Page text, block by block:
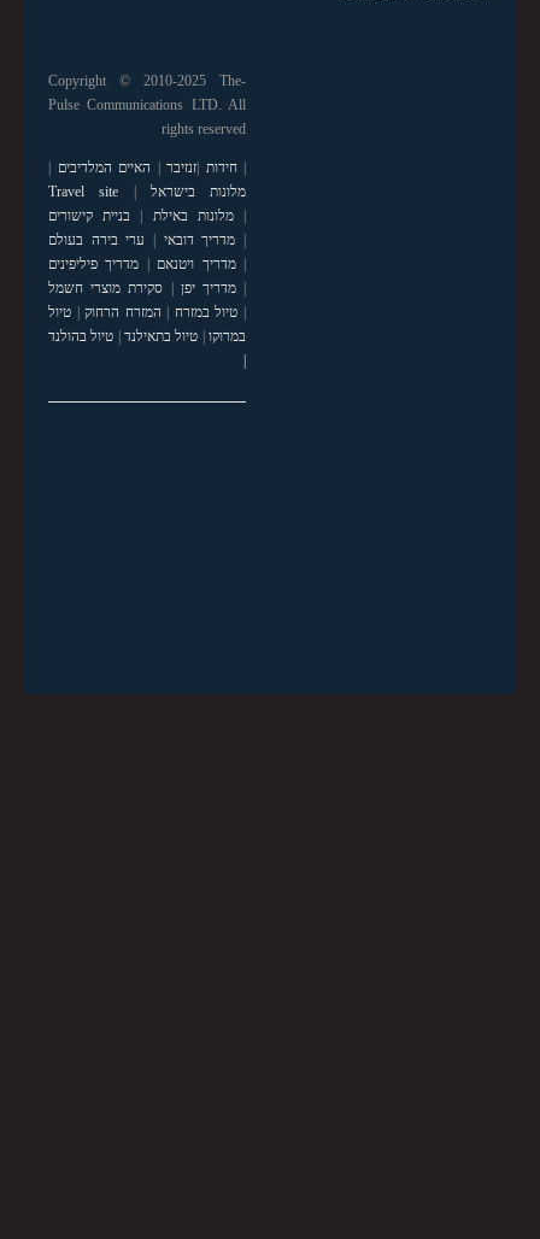
Copyright © 2010-2025 The-
Pulse Communications LTD. All
rights reserved
|חידות |זנזיבר | האיים המלדיבים |
מלונות בישראל |
Travel site
|מלונות באילת | בניית קישורים
| מדריך דובאי | ערי בירה בעולם
|מדריך ויטנאם | מדריך פיליפינים
|מדריך יפן | סקירת מוצרי חשמל
| טיול במזרח | המזרח הרחוק| טיול
במרוקו| טיול בתאילנד| טיול בהולנד
|